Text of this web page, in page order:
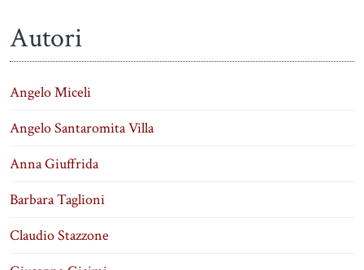
Autori
Angelo Miceli
Angelo Santaromita Villa
Anna Giuffrida
Barbara Taglioni
Claudio Stazzone